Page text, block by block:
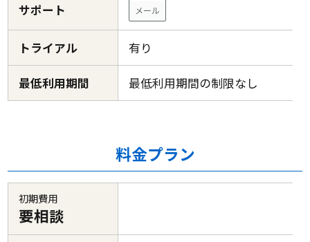
サポート メール
トライアル 有り
最低利用期間 最低利用期間の制限なし
料金プラン
初期費用
要相談